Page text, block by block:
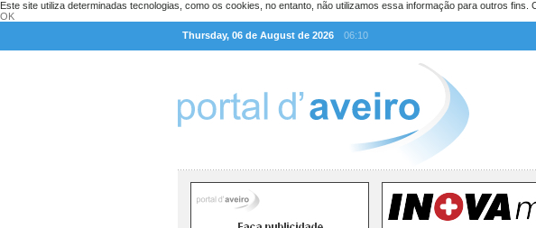
Este site utiliza determinadas tecnologias, como os cookies, no entanto, não utilizamos essa informação para outros fins.
OK
Thursday, 06 de August de 2026
06:10